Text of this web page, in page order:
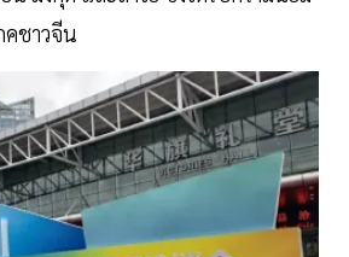
คชาวจีน